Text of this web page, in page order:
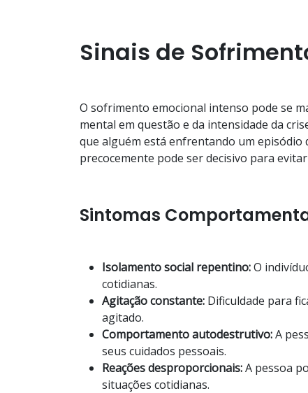
Sinais de
O sofrimento emocional intenso pode se
mental em questão e da intensidade da
que alguém está enfrentando um
precocemente pode ser decisivo para
Sintomas
Isolamento social repentino:O
cotidianas.
Agitação constante: Dificuldade para
agitado.
Comportamento autodestrutivo:A
seus cuidados pessoais.
Reações desproporcionais:A pessoa
situações cotidianas.